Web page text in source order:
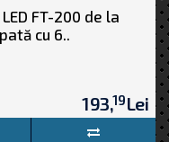
FT-200 de la
cu 6..
193,19Lei